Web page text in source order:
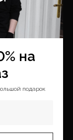
на
подарок
лояльности